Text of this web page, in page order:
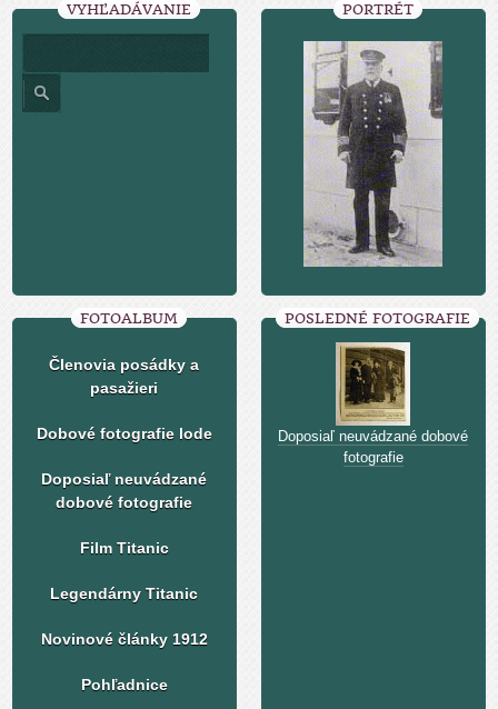
VYHĽADÁVANIE PORTRÉT
FOTOALBUM
Členovia posádky a
pasažieri
Dobové fotografie lode
Doposiaľ neuvádzané
dobové fotografie
Film Titanic
Legendárny Titanic
Novinové články 1912
Pohľadnice
POSLEDNÉ FOTOGRAFIE
Doposiaľ neuvádzané dobové
fotografie